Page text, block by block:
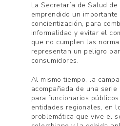
La Secretaría de Salud de
emprendido un
concientización, para
informalidad y evitar el
que no cumplen las
representan un peligro
consumidores.
Al mismo tiempo, la
acompañada de una
para funcionarios
entidades regionales, en
problemática que vive el